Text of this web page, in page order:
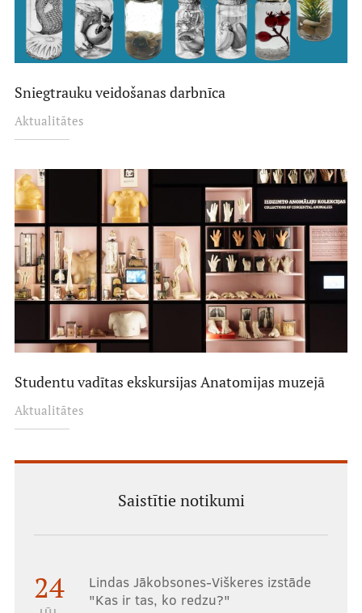
Sniegtrauku veidošanas darbnīca
Aktualitātes
Studentu vadītas ekskursijas Anatomijas muzejā
Aktualitātes
Saistītie notikumi
24
Lindas Jākobsones-Viškeres izstāde
"Kas ir tas, ko redzu?"